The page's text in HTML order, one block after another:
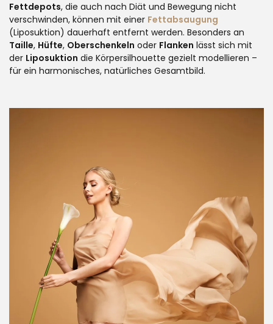
Fettdepots, die auch nach Diät und Bewegung nicht
verschwinden, können mit einer Fettabsaugung
(Liposuktion) dauerhaft entfernt werden. Besonders an
Taille, Hüfte, Oberschenkeln oder Flanken lässt sich mit
der Liposuktion die Körpersilhouette gezielt modellieren –
für ein harmonisches, natürliches Gesamtbild.